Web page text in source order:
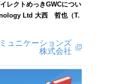
レクトめっきGWCについ
Ltd 大西 哲也（T.
ュニケーションズ
株式会社